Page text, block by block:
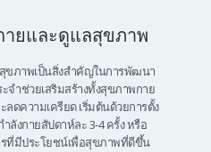
ายและดูแลสุขภาพ
ขภาพเป็นสิ่งสำคัญในการพัฒนา
จำช่วยเสริมสร้างทั้งสุขภาพกาย
ลดความเครียด เริ่มต้นด้วยการตั้ง
ลังกายสัปดาห์ละ 3-4 ครั้ง หรือ
รที่มีประโยชน์เพื่อสุขภาพที่ดีขึ้น